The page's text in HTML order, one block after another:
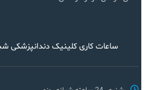
ساعات کاری کلینیک دندانپزشکی